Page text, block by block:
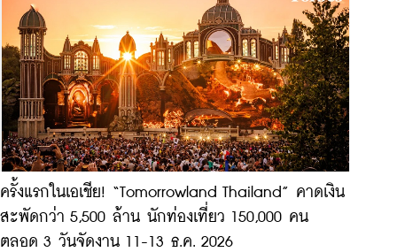
ครั้งแรกในเอเชีย! “Tomorrowland Thailand” คาดเงิน
สะพัดกว่า 5,500 ล้าน นักท่องเที่ยว 150,000 คน
ตลอด 3 วันจัดงาน 11-13 ธ.ค. 2026